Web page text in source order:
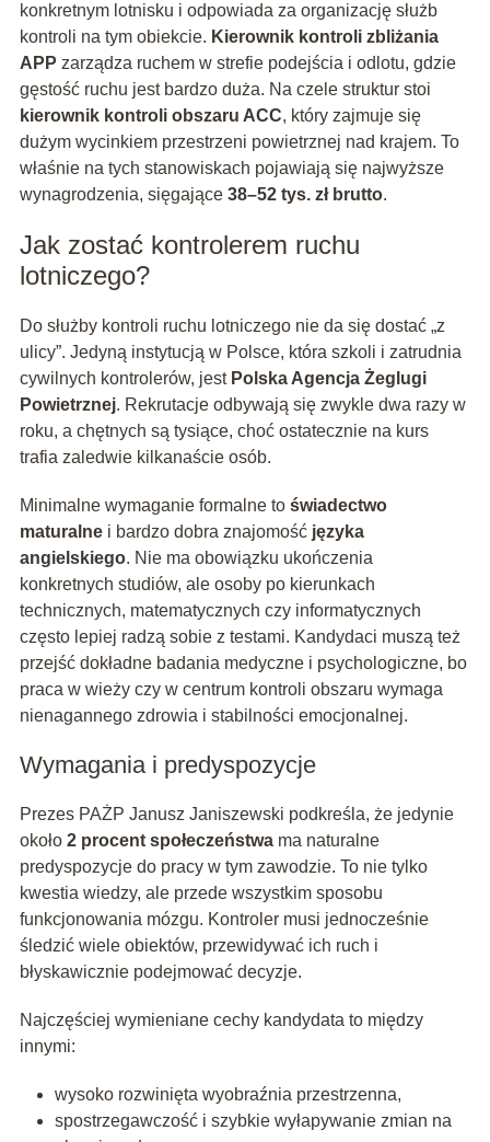
konkretnym lotnisku i odpowiada za organizację służb
kontroli na tym obiekcie. Kierownik kontroli zbliżania
APP zarządza ruchem w strefie podejścia i odlotu, gdzie
gęstość ruchu jest bardzo duża. Na czele struktur stoi
kierownik kontroli obszaru ACC, który zajmuje się
dużym wycinkiem przestrzeni powietrznej nad krajem. To
właśnie na tych stanowiskach pojawiają się najwyższe
wynagrodzenia, sięgające 38–52 tys. zł brutto.
Jak zostać kontrolerem ruchu
lotniczego?
Do służby kontroli ruchu lotniczego nie da się dostać „z
ulicy”. Jedyną instytucją w Polsce, która szkoli i zatrudnia
cywilnych kontrolerów, jest Polska Agencja Żeglugi
Powietrznej. Rekrutacje odbywają się zwykle dwa razy w
roku, a chętnych są tysiące, choć ostatecznie na kurs
trafia zaledwie kilkanaście osób.
Minimalne wymaganie formalne to świadectwo
maturalnei bardzo dobra znajomość języka
angielskiego. Nie ma obowiązku ukończenia
konkretnych studiów, ale osoby po kierunkach
technicznych, matematycznych czy informatycznych
często lepiej radzą sobie z testami. Kandydaci muszą też
przejść dokładne badania medyczne i psychologiczne, bo
praca w wieży czy w centrum kontroli obszaru wymaga
nienagannego zdrowia i stabilności emocjonalnej.
Wymagania i predyspozycje
Prezes PAŻP Janusz Janiszewski podkreśla, że jedynie
około 2 procent społeczeństwama naturalne
predyspozycje do pracy w tym zawodzie. To nie tylko
kwestia wiedzy, ale przede wszystkim sposobu
funkcjonowania mózgu. Kontroler musi jednocześnie
śledzić wiele obiektów, przewidywać ich ruch i
błyskawicznie podejmować decyzje.
Najczęściej wymieniane cechy kandydata to między
innymi:
wysoko rozwinięta wyobraźnia przestrzenna,
spostrzegawczość i szybkie wyłapywanie zmian na